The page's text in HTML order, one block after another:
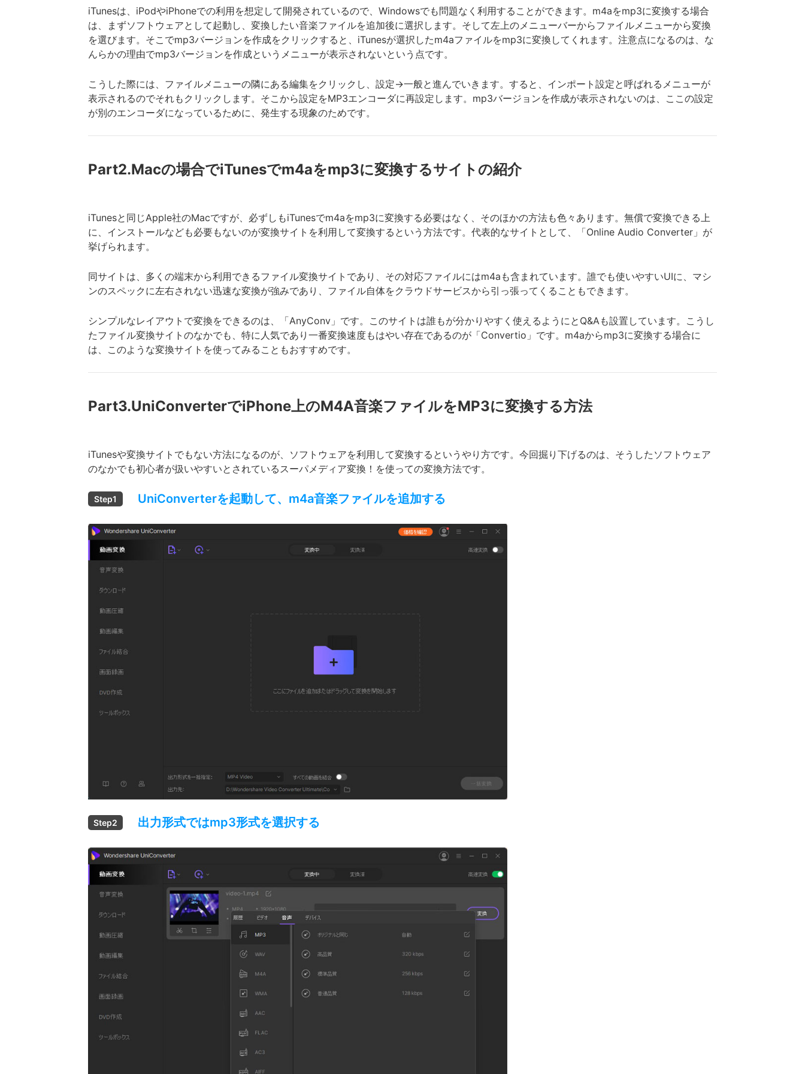
iTunesは、iPodやiPhoneでの利用を想定して開発されているので、Windowsでも問題なく利用することができます。m4aをmp3に変換する場合
は、まずソフトウェアとして起動し、変換したい音楽ファイルを追加後に選択します。そして左上のメニューバーからファイルメニューから変換
を選びます。そこでmp3バージョンを作成をクリックすると、iTunesが選択したm4aファイルをmp3に変換してくれます。注意点になるのは、な
んらかの理由でmp3バージョンを作成というメニューが表示されないという点です。
こうした際には、ファイルメニューの隣にある編集をクリックし、設定→一般と進んでいきます。すると、インポート設定と呼ばれるメニューが
表示されるのでそれもクリックします。そこから設定をMP3エンコーダに再設定します。mp3バージョンを作成が表示されないのは、ここの設定
が別のエンコーダになっているために、発生する現象のためです。
Part2.Macの場合でiTunesでm4aをmp3に変換するサイトの紹介
iTunesと同じApple社のMacですが、必ずしもiTunesでm4aをmp3に変換する必要はなく、そのほかの方法も色々あります。無償で変換できる上
に、インストールなども必要もないのが変換サイトを利用して変換するという方法です。代表的なサイトとして、「Online Audio Converter」が
挙げられます。
同サイトは、多くの端末から利用できるファイル変換サイトであり、その対応ファイルにはm4aも含まれています。誰でも使いやすいUIに、マシ
ンのスペックに左右されない迅速な変換が強みであり、ファイル自体をクラウドサービスから引っ張ってくることもできます。
シンプルなレイアウトで変換をできるのは、「AnyConv」です。このサイトは誰もが分かりやすく使えるようにとQ&Aも設置しています。こうし
たファイル変換サイトのなかでも、特に人気であり一番変換速度もはやい存在であるのが「Convertio」です。m4aからmp3に変換する場合に
は、このような変換サイトを使ってみることもおすすめです。
Part3.UniConverterでiPhone上のM4A音楽ファイルをMP3に変換する方法
iTunesや変換サイトでもない方法になるのが、ソフトウェアを利用して変換するというやり方です。今回掘り下げるのは、そうしたソフトウェア
のなかでも初心者が扱いやすいとされているスーパメディア変換！を使っての変換方法です。
Step1 UniConverterを起動して、m4a音楽ファイルを追加する
Step2 出力形式ではmp3形式を選択する